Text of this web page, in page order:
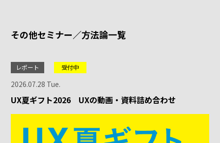
その他セミナー／方法論一覧
レポート 受付中
2026.07.28 Tue.
UX夏ギフト2026 UXの動画・資料詰め合わせ